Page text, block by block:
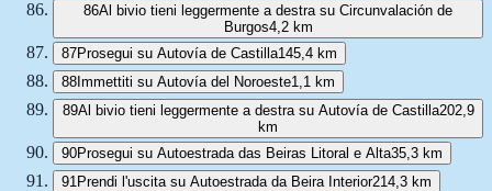
86Al bivio tieni leggermente a destra su Circunvalación de
Burgos4,2 km
87Prosegui su Autovía de Castilla145,4 km
88Immettiti su Autovía del Noroeste1,1 km
89Al bivio tieni leggermente a destra su Autovía de Castilla202,9
km
90Prosegui su Autoestrada das Beiras Litoral e Alta35,3 km
91 Prendi l'uscita su Autoestrada da Beira Interior214,3 km